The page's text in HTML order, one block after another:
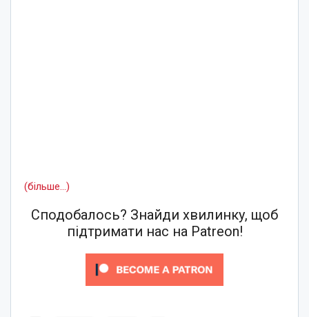
(більше…)
Сподобалось? Знайди хвилинку, щоб
підтримати нас на Patreon!